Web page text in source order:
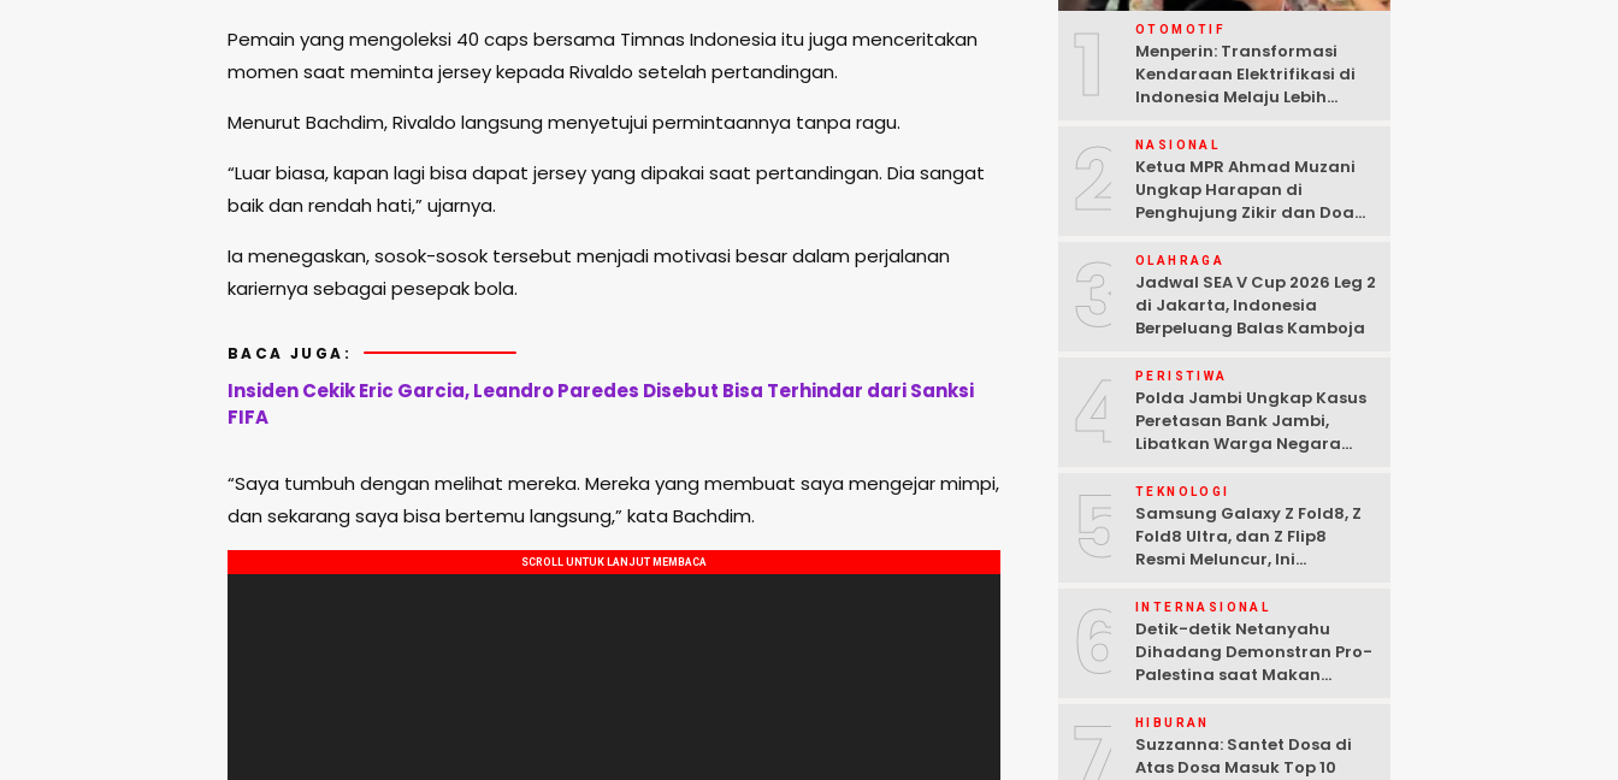
Pemain yang mengoleksi 40 caps bersama Timnas Indonesia itu juga menceritakan
momen saat meminta jersey kepada Rivaldo setelah pertandingan.
Menurut Bachdim, Rivaldo langsung menyetujui permintaannya tanpa ragu.
“Luar biasa, kapan lagi bisa dapat jersey yang dipakai saat pertandingan. Dia sangat
baik dan rendah hati,” ujarnya.
Ia menegaskan, sosok-sosok tersebut menjadi motivasi besar dalam perjalanan
kariernya sebagai pesepak bola.
BACA JUGA:
Insiden Cekik Eric Garcia, Leandro Paredes Disebut Bisa Terhindar dari Sanksi
FIFA
“Saya tumbuh dengan melihat mereka. Mereka yang membuat saya mengejar mimpi,
dan sekarang saya bisa bertemu langsung,” kata Bachdim.
1 OTOMOTIF
Menperin: Transformasi
Kendaraan Elektrifikasi di
Indonesia Melaju Lebih
2 NASIONAL
Ketua MPR Ahmad Muzani
Ungkap Harapan di
Penghujung Zikir dan Doa
3 OLAHRAGA
Jadwal SEA V Cup 2026 Leg 2
di Jakarta, Indonesia
Berpeluang Balas Kamboja
4 PERISTIWA
Polda Jambi Ungkap Kasus
Peretasan Bank Jambi,
Libatkan Warga Negara
Tersangka Ditangkap
5 TEKNOLOGI
Samsung Galaxy Z Fold8, Z
Fold8 Ultra, dan Z Flip8
Resmi Meluncur, Ini
6 INTERNASIONAL
Detik-detik Netanyahu
Dihadang Demonstran Pro-
Palestina saat Makan
HIBURAN
Suzzanna: Santet Dosa di
Atas Dosa Masuk Top 10